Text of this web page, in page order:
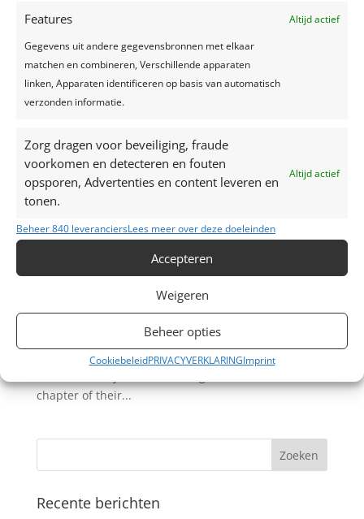
Features
Altijd actief
Gegevens uit andere gegevensbronnen met elkaar
matchen en combineren, Verschillende apparaten
linken, Apparaten identificeren op basis van automatisch
verzonden informatie.
Zorg dragen voor beveiliging, fraude
voorkomen en detecteren en fouten
opsporen, Advertenties en content leveren en
tonen.
Altijd actief
Beheer 840 leveranciersLees meer over deze doeleinden
Accepteren
Weigeren
Beheer opties
CookiebeleidPRIVACYVERKLARINGImprint
Huwelijk Jolien & Wesley, 13 augustus 2022
Maison des Fêtes|aug 18, 2022
Huwelijk Jolien & Wesley, 13 augustus 2022
Betreft: Huwelijk Jolien & Wesley Ingrediënten:
Maison des Fêtes verzorgde de styling en organisatie
chapter of their...
Recente berichten